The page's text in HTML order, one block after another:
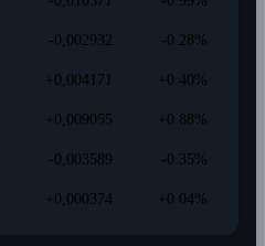
-0,002932 -0.28%
+0,004171 +0.40%
+0,009055 +0.88%
-0,003589 -0.35%
+0,000374 +0.04%